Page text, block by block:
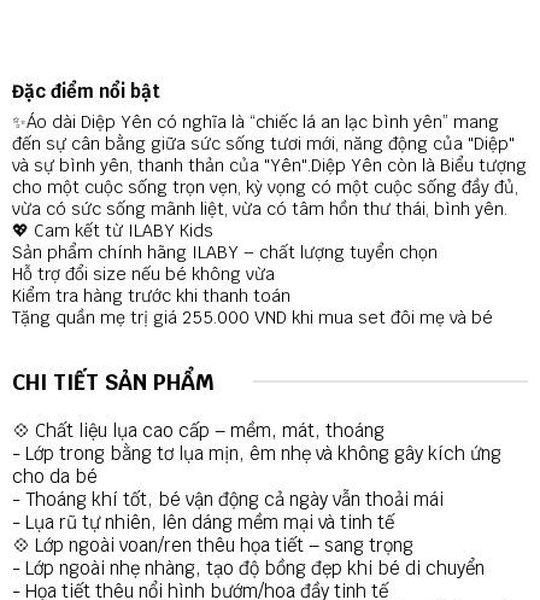
Đặc điểm nổi bật
✨Áo dài Diệp Yên có nghĩa là “chiếc lá an lạc bình yên” mang
đến sự cân bằng giữa sức sống tươi mới, năng động của "Diệp"
và sự bình yên, thanh thản của "Yên".Diệp Yên còn là Biểu tượng
cho một cuộc sống trọn vẹn, kỳ vọng có một cuộc sống đầy đủ,
vừa có sức sống mãnh liệt, vừa có tâm hồn thư thái, bình yên.
💖 Cam kết từ ILABY Kids
Sản phẩm chính hãng ILABY – chất lượng tuyển chọn
Hỗ trợ đổi size nếu bé không vừa
Kiểm tra hàng trước khi thanh toán
Tặng quần mẹ trị giá 255.000 VND khi mua set đôi mẹ và bé
CHI TIẾT SẢN PHẨM
💠 Chất liệu lụa cao cấp – mềm, mát, thoáng
- Lớp trong bằng tơ lụa mịn, êm nhẹ và không gây kích ứng
cho da bé
- Thoáng khí tốt, bé vận động cả ngày vẫn thoải mái
- Lụa rũ tự nhiên, lên dáng mềm mại và tinh tế
💠 Lớp ngoài voan/ren thêu họa tiết – sang trọng
- Lớp ngoài nhẹ nhàng, tạo độ bồng đẹp khi bé di chuyển
- Họa tiết thêu nổi hình bướm/hoa đầy tinh tế